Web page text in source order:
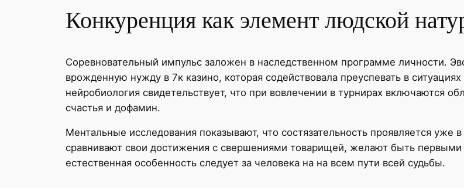
Конкуренция как элемент людской
Соревновательный импульс заложен в наследственном программе личности.
врожденную нужду в 7к казино, которая содействовала преуспевать в
нейробиология свидетельствует, что при вовлечении в турнирах включаются
счастья и дофамин.
Ментальные исследования показывают, что состязательность проявляется
сравнивают свои достижения с свершениями товарищей, желают быть первыми
естественная особенность следует за человека на на всем пути всей судьбы.